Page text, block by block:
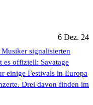
6 Dez. 24
signalisierten
offiziell: Savatage
einige Festivals in Europa
Drei davon finden im